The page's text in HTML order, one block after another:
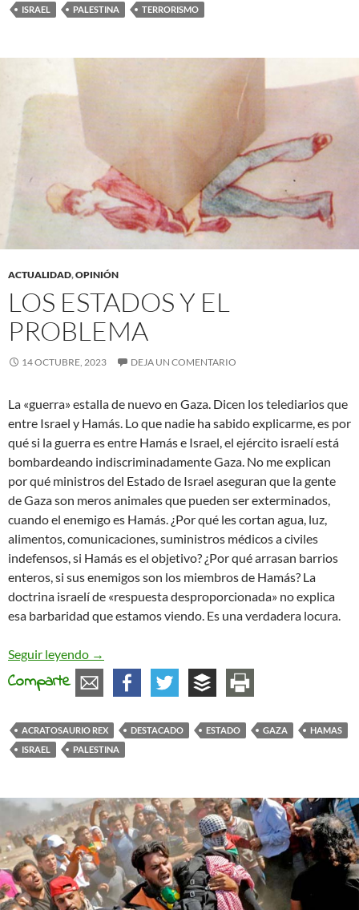
ISRAEL
PALESTINA TERRORISMO
ACTUALIDAD,OPINIÓN
LOS ESTADOS Y EL
PROBLEMA
14 OCTUBRE, 2023 DEJA UN COMENTARIO
La «guerra» estalla de nuevo en Gaza. Dicen los telediarios que
entre Israel y Hamás. Lo que nadie ha sabido explicarme, es por
qué si la guerra es entre Hamás e Israel, el ejército israelí está
bombardeando indiscriminadamente Gaza. No me explican
por qué ministros del Estado de Israel aseguran que la gente
de Gaza son meros animales que pueden ser exterminados,
cuando el enemigo es Hamás. ¿Por qué les cortan agua, luz,
alimentos, comunicaciones, suministros médicos a civiles
indefensos, si Hamás es el objetivo? ¿Por qué arrasan barrios
enteros, si sus enemigos son los miembros de Hamás? La
doctrina israelí de «respuesta desproporcionada» no explica
esa barbaridad que estamos viendo. Es una verdadera locura.
Seguir leyendo Los Estados y el problema
→
Comparte
ACRATOSAURIO REX DESTACADO ESTADO GAZA
HAMAS
ISRAEL
PALESTINA